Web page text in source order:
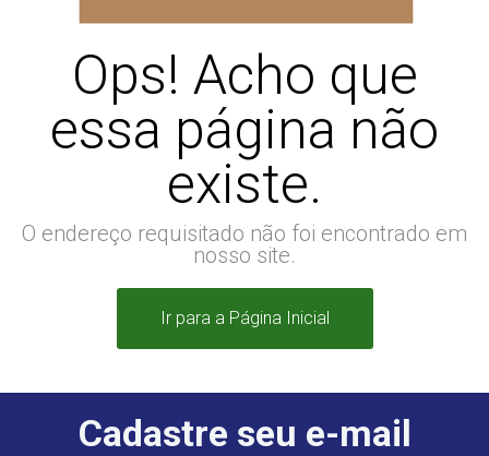
Ops! Acho que
essa página não
existe.
O endereço requisitado não foi encontrado em
nosso site.
Ir para a Página Inicial
Cadastre seu e-mail